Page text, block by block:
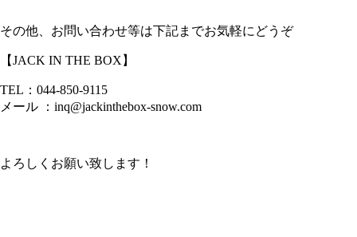
その他、お問い合わせ等は下記までお気軽にどうぞ
【JACK IN THE BOX】
TEL：044-850-9115
メール ：inq@jackinthebox-snow.com
よろしくお願い致します！